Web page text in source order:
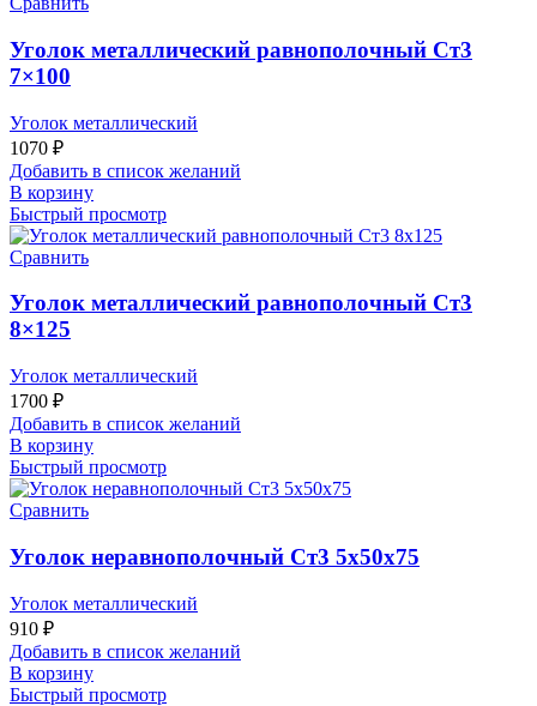
Уголок металлический равнополочный Ст3
7×100
Уголок металлический
1070 ₽
Добавить в список желаний
В корзину
Быстрый просмотр
Сравнить
Уголок металлический равнополочный Ст3
8×125
Уголок металлический
1700 ₽
Добавить в список желаний
В корзину
Быстрый просмотр
Сравнить
Уголок неравнополочный Ст3 5x50x75
Уголок металлический
910 ₽
Добавить в список желаний
В корзину
Быстрый просмотр